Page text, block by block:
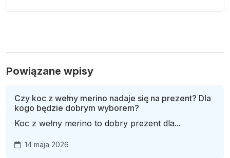
Powiązane wpisy
Czy koc z wełny merino nadaje się na prezent? Dla
kogo będzie dobrym wyborem?
Koc z wełny merino to dobry prezent dla...
14 maja 2026